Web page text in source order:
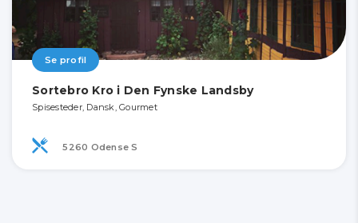
Se profil
Sortebro Kro i Den Fynske Landsby
Spisesteder, Dansk, Gourmet
5260 Odense S